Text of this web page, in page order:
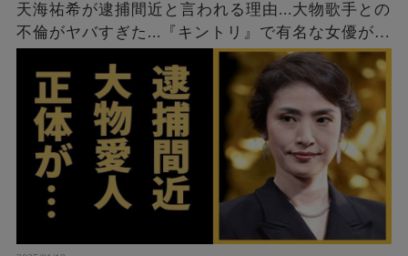
天海祐希が逮捕間近と言われる理由...大物歌手との
不倫がヤバすぎた...『キントリ』で有名な女優が現
在も結婚しない理由に驚きを隠せない...